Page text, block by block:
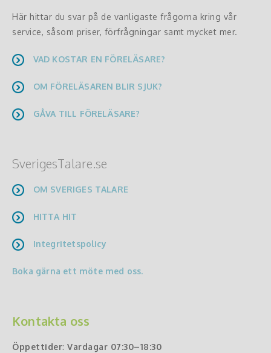
Här hittar du svar på de vanligaste frågorna kring vår
service, såsom priser, förfrågningar samt mycket mer.
VAD KOSTAR EN FÖRELÄSARE?
OM FÖRELÄSAREN BLIR SJUK?
GÅVA TILL FÖRELÄSARE?
SverigesTalare.se
OM SVERIGES TALARE
HITTA HIT
Integritetspolicy
Boka gärna ett möte med oss.
Kontakta oss
Öppettider: Vardagar 07:30–18:30